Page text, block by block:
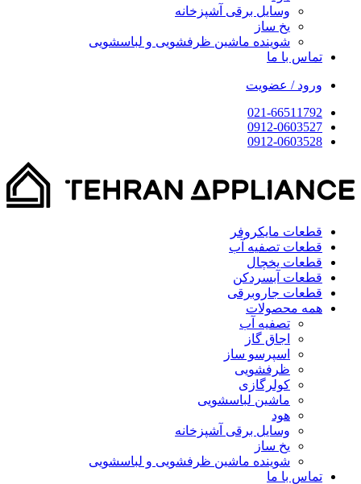
وسایل برقی آشپزخانه
یخ ساز
شوینده ماشین ظرفشویی و لباسشویی
تماس با ما
ورود / عضویت
021-66511792
0912-0603527
0912-0603528
قطعات مایکروفر
قطعات تصفیه آب
قطعات یخچال
قطعات آبسردکن
قطعات جاروبرقی
همه محصولات
تصفیه آب
اجاق گاز
اسپرسو ساز
ظرفشویی
کولرگازی
ماشین لباسشویی
هود
وسایل برقی آشپزخانه
یخ ساز
شوینده ماشین ظرفشویی و لباسشویی
تماس با ما